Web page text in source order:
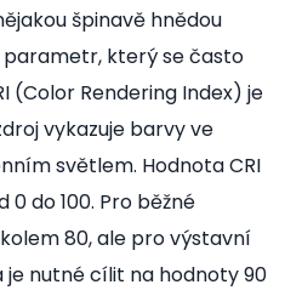
špinavě hnědou
parametr, který se často
(Color Rendering Index) je
vykazuje barvy ve
světlem. Hodnota CRI
do 100. Pro běžné
80, ale pro výstavní
nutné cílit na hodnoty 90